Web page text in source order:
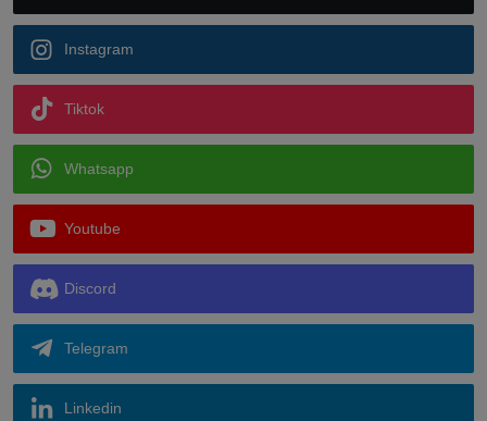
Instagram
Tiktok
Whatsapp
Youtube
Discord
Telegram
Linkedin